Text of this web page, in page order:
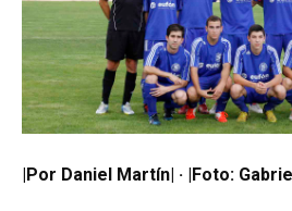
|Por Daniel Martín| · |Foto: